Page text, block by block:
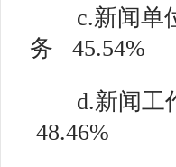
c.新闻单位
务
45.54%
d.新闻工作
48.46%